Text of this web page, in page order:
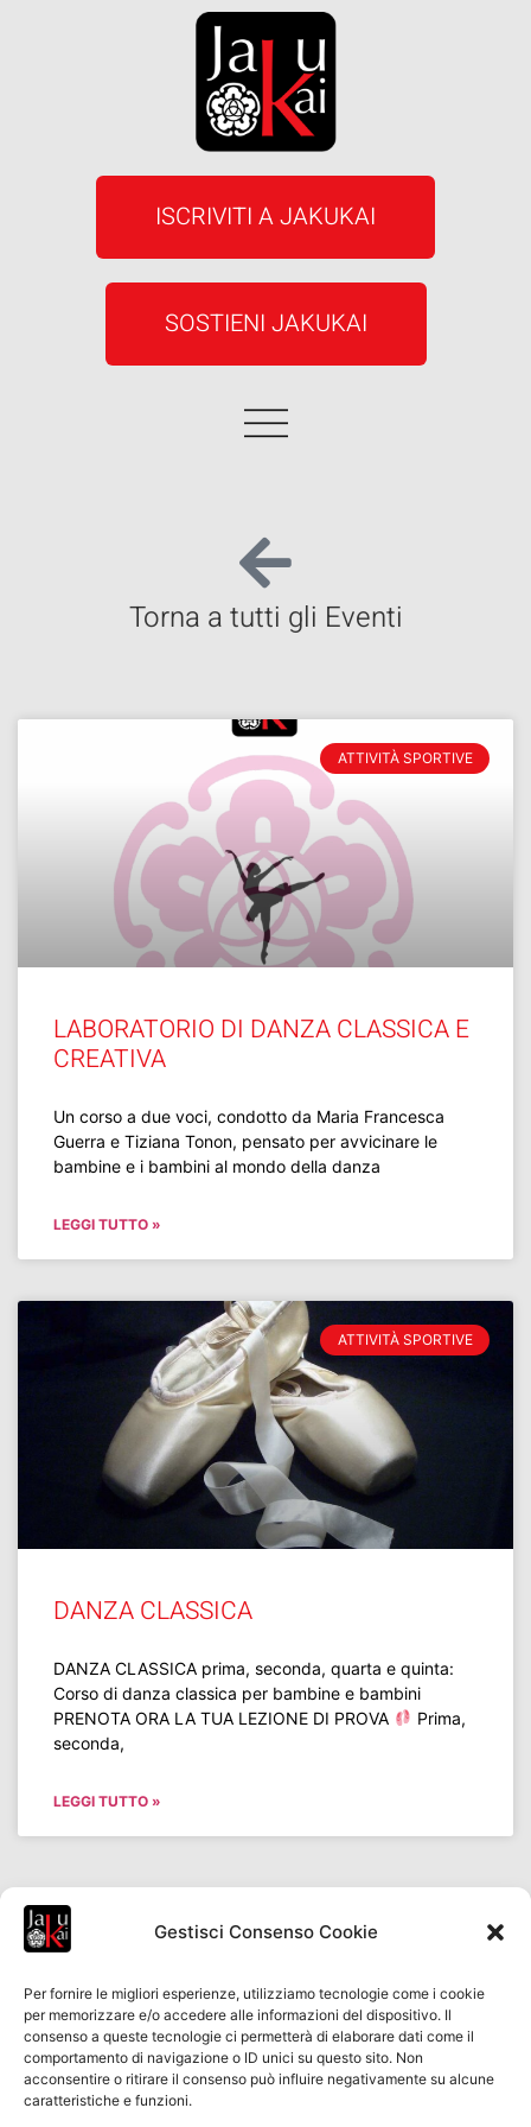
Gestisci Consenso Cookie
Per fornire le migliori esperienze, utilizziamo tecnologie come i cookie
per memorizzare e/o accedere alle informazioni del dispositivo. Il
consenso a queste tecnologie ci permetterà di elaborare dati come il
comportamento di navigazione o ID unici su questo sito. Non
acconsentire o ritirare il consenso può influire negativamente su alcune
caratteristiche e funzioni.
ISCRIVITI A JAKUKAI
SOSTIENI JAKUKAI
Torna a tutti gli Eventi
ATTIVITÀ SPORTIVE
LABORATORIO DI DANZA CLASSICA E
CREATIVA
Un corso a due voci, condotto da Maria Francesca
Guerra e Tiziana Tonon, pensato per avvicinare le
bambine e i bambini al mondo della danza
LEGGI TUTTO »
ATTIVITÀ SPORTIVE
DANZA CLASSICA
DANZA CLASSICA prima, seconda, quarta e quinta:
Corso di danza classica per bambine e bambini
PRENOTA ORA LA TUA LEZIONE DI PROVA
Prima,
seconda,
LEGGI TUTTO »
Associazione Sportiva Dilettantistica Jaku KaiVia
Fieschi, 20 A canc. – 16128 Genova
C.F.95084300102